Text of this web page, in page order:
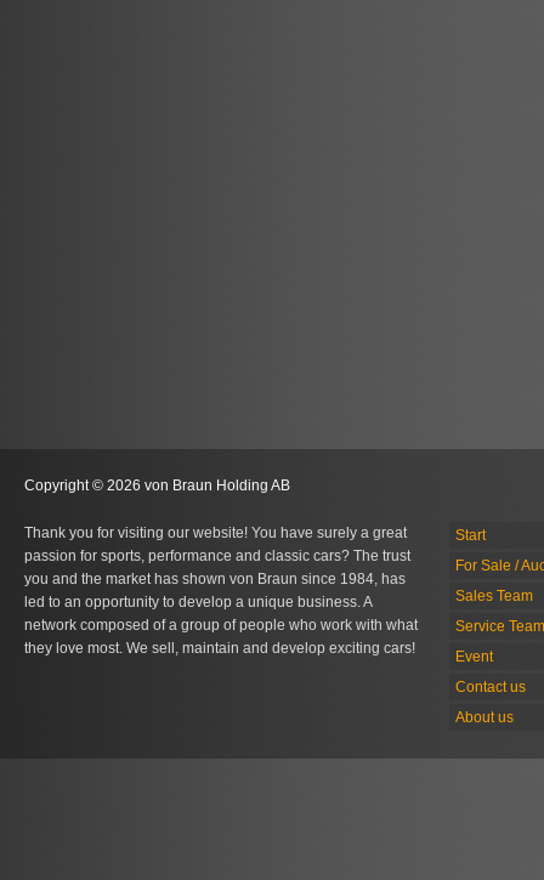
Copyright © 2026 von Braun Holding AB
Thank you for visiting our website! You have surely a great
passion for sports, performance and classic cars? The trust
you and the market has shown von Braun since 1984, has
led to an opportunity to develop a unique business. A
network composed of a group of people who work with what
they love most. We sell, maintain and develop exciting cars!
Start
For Sale /
Sales Team
Service Team
Event
Contact us
About us